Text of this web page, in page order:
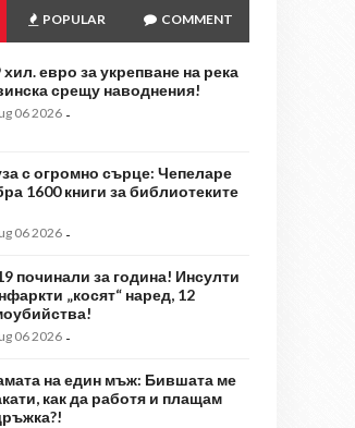
POPULAR COMMENT
хил. евро за укрепване на река
срещу наводнения!
06 2026 -
с огромно сърце: Чепеларе
1600 книги за библиотеките
06 2026 -
починали за година! Инсулти
„косят“ наред, 12
06 2026 -
на един мъж: Бившата ме
как да работя и плащам